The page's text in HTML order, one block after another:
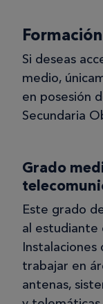
Si deseas
medio,
en posesión
Secundaria
Grado
Este grado
al estudiante
Instalaciones
trabajar en
antenas,